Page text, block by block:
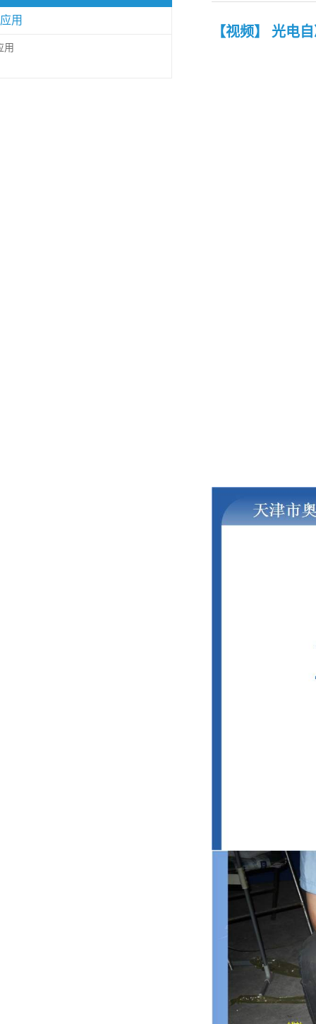
用
用
【视频】 光电